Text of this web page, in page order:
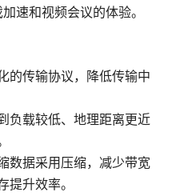
速和视频会议的体验。
的传输协议，降低传输中
负载较低、地理距离更近
数据采用压缩，减少带宽
提升效率。